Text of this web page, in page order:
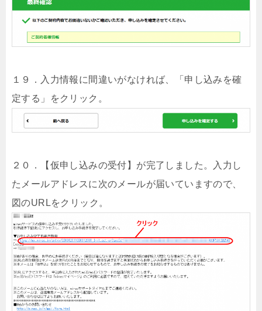
１９．入力情報に間違いがなければ、「申し込みを確
定する」をクリック。
２０．【仮申し込みの受付】が完了しました。入力し
たメールアドレスに次のメールが届いていますので、
図のURLをクリック。